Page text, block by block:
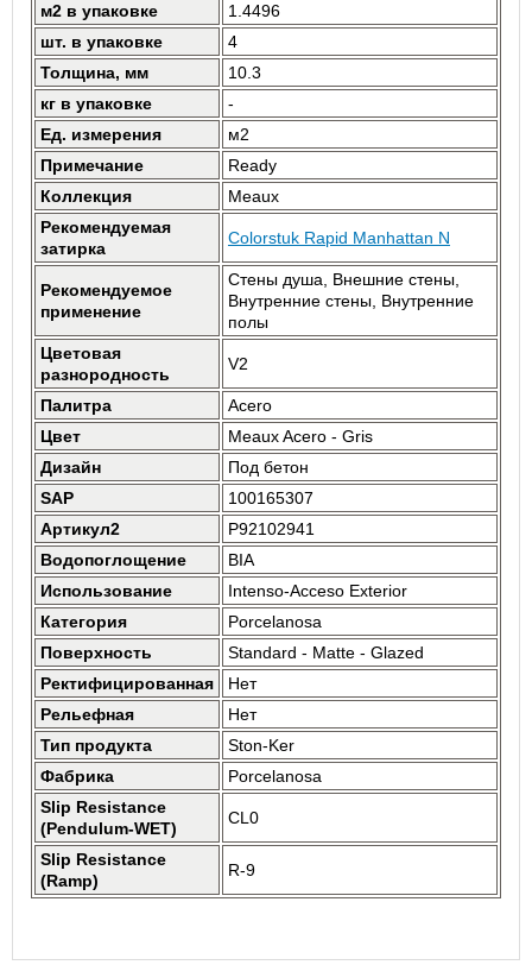
м2 в упаковке
1.4496
шт. в упаковке
4
Толщина, мм
10.3
кг в упаковке
-
Ед. измерения
м2
Примечание
Ready
Коллекция
Meaux
Рекомендуемая
затирка
Colorstuk Rapid Manhattan N
Рекомендуемое
применение
Стены душа, Внешние стены,
Внутренние стены, Внутренние
полы
Цветовая
разнородность
V2
Палитра
Acero
Цвет
Meaux Acero - Gris
Дизайн
Под бетон
SAP
100165307
Артикул2
P92102941
Водопоглощение
BIA
Использование
Intenso-Acceso Exterior
Категория
Porcelanosa
Поверхность
Standard - Matte - Glazed
Ректифицированная
Нет
Рельефная
Нет
Тип продукта
Ston-Ker
Фабрика
Porcelanosa
Slip Resistance
(Pendulum-WET)
CL0
Slip Resistance
(Ramp)
R-9